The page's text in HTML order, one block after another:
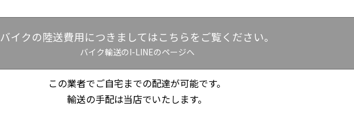
バイクの陸送費用につきましてはこちらをご覧ください。
バイク輸送のI-LINEのページへ
この業者でご自宅までの配達が可能です。
輸送の手配は当店でいたします。